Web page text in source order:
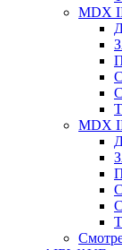
MDX
MDX